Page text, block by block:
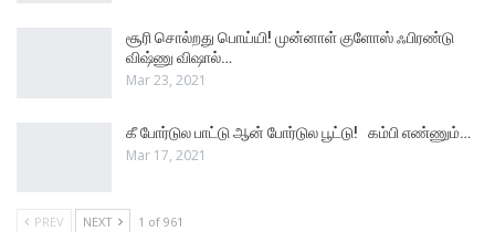
சூரி சொல்றது பொய்யி! முன்னாள் குளோஸ் ஃபிரண்டு
விஷ்ணு விஷால்…
Mar 23, 2021
கீ போர்டுல பாட்டு ஆன் போர்டுல பூட்டு! கம்பி எண்ணும்…
Mar 17, 2021
PREV NEXT 1 of 961